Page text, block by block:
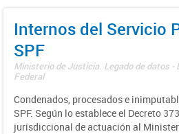
Internos del Servicio
SPF
Ministerio de Justicia. Legado de datos
Federal
Condenados, procesados e
SPF. Según lo establece el Decreto
jurisdiccional de actuación al